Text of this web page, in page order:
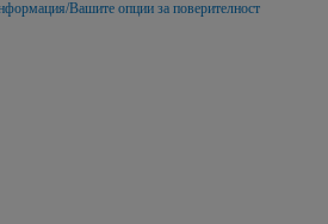
Вашите опции за поверителност